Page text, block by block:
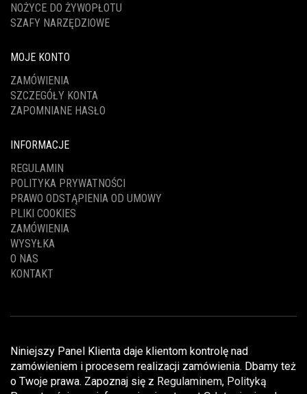
NOŻYCE DO ŻYWOPŁOTU
SZAFY NARZĘDZIOWE
MOJE KONTO
ZAMÓWIENIA
SZCZEGÓŁY KONTA
ZAPOMNIANE HASŁO
INFORMACJE
REGULAMIN
POLITYKA PRYWATNOŚCI
PRAWO ODSTĄPIENIA OD UMOWY
PLIKI COOKIES
ZAMÓWIENIA
WYSYŁKA
O NAS
KONTAKT
Niniejszy Panel Klienta daje klientom kontrolę nad
zamówieniem i procesem realizacji zamówienia. Dbamy też
o Twoje prawa. Zapoznaj się z Regulaminem, Polityką